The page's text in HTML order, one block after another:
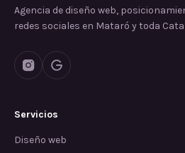
Agencia de diseño web,
redes sociales en Mataró y toda
Servicios
Diseño web